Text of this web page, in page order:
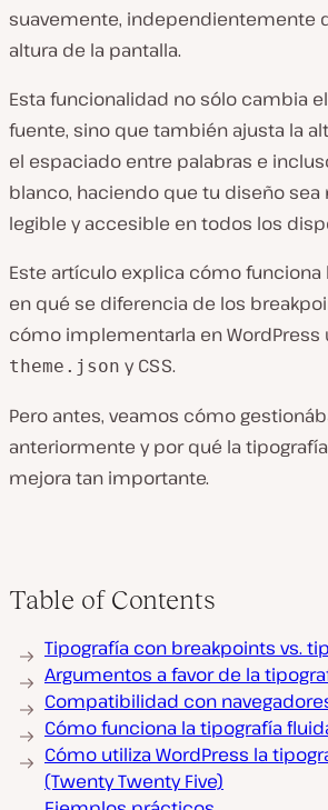
suavemente, independientemente
altura de la pantalla.
Esta funcionalidad no sólo cambia
fuente, sino que también ajusta la
el espaciado entre palabras e
blanco, haciendo que tu diseño sea
legible y accesible en todos los
Este artículo explica cómo funciona
en qué se diferencia de los
cómo implementarla en WordPress
theme.json y CSS.
Pero antes, veamos cómo
anteriormente y por qué la
mejora tan importante.
Table of Contents
Tipografía con breakpoints vs.
Argumentos a favor de la
Compatibilidad con
Cómo funciona la tipografía
Cómo utiliza WordPress la
(Twenty Twenty Five)